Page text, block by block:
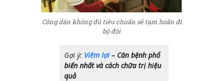
Công dân không đủ tiêu chuẩn sẽ tạm hoãn đi
bộ đội
Gợi ý: Viêm lợi– Căn bệnh phổ
biến nhất và cách chữa trị hiệu
quả